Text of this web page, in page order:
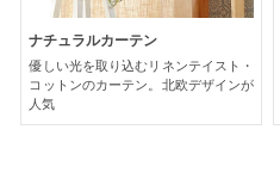
ナチュラルカーテン
優しい光を取り込むリネンテイスト・
コットンのカーテン。北欧デザインが
人気